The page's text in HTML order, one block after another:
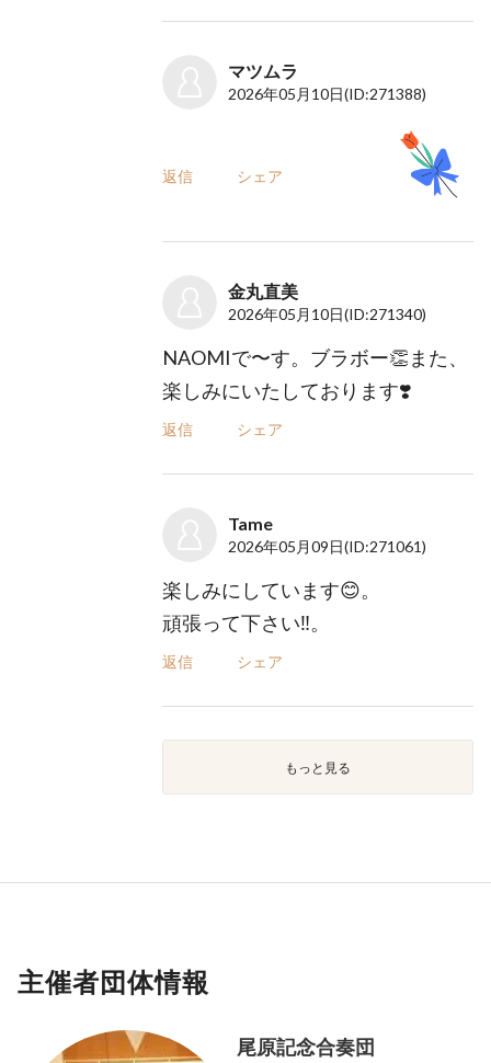
マツムラ
2026年05月10日(ID:271388)
返信 シェア
金丸直美
2026年05月10日(ID:271340)
NAOMIで〜す。ブラボー👏また、
楽しみにいたしております❣️
返信 シェア
Tame
2026年05月09日(ID:271061)
楽しみにしています😊。
頑張って下さい‼️。
返信 シェア
もっと見る
主催者団体情報
尾原記念合奏団